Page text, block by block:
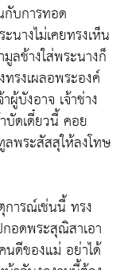
บการทอด
นางไม่เคยทรงเห็น
ลช้างใส่พระนางก็
ทรงเผลอพระองค์
บังอาจ เจ้าช่าง
บัดเดี๋ยวนี้ คอย
พระสัสสุให้ลงโทษ
การณ์เช่นนี้ ทรง
กอดพระสุณิสาเอา
ดีของแม่ อย่าได้